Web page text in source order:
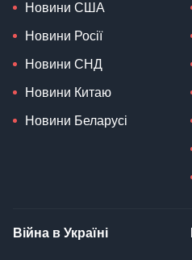
Новини США
Новини Росії
Новини СНД
Новини Китаю
Новини Беларусі
Війна в Україні